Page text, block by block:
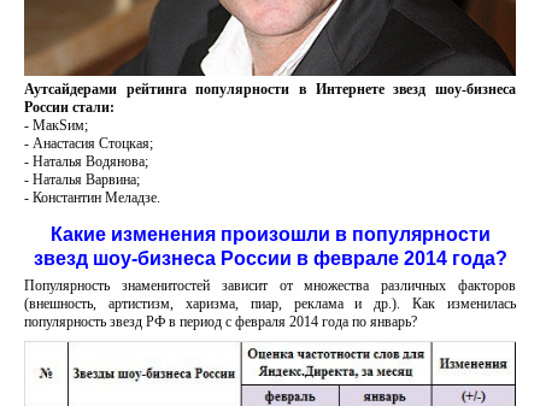
Аутсайдерами рейтинга популярности в Интернете звезд шоу-бизнеса
России стали:
- МакSим;
- Анастасия Стоцкая;
- Наталья Водянова;
- Наталья Варвина;
- Константин Меладзе.
Какие изменения произошли в популярности
звезд шоу-бизнеса России в феврале 2014 года?
Популярность знаменитостей зависит от множества различных факторов
(внешность, артистизм, харизма, пиар, реклама и др.). Как изменилась
популярность звезд РФ в период с февраля 2014 года по январь?